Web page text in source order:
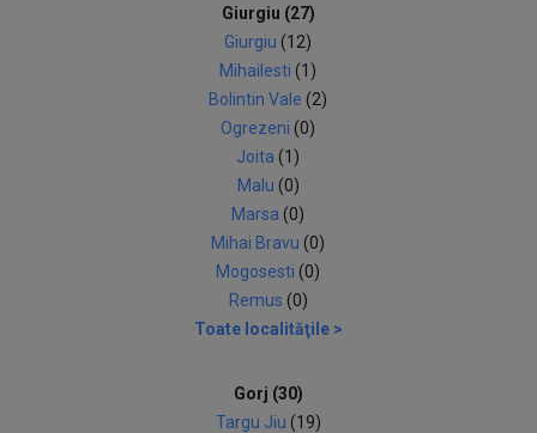
Giurgiu (27)
Giurgiu (12)
Mihailesti (1)
Bolintin Vale (2)
Ogrezeni (0)
Joita (1)
Malu (0)
Marsa (0)
Mihai Bravu (0)
Mogosesti (0)
Remus (0)
Toate localităţile >
Gorj (30)
Targu Jiu (19)